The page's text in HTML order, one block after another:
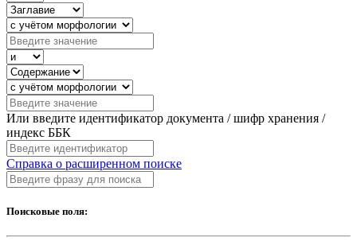
Или введите идентификатор документа / шифр хранения /
индекс ББК
Справка о расширенном поиске
Поисковые поля: